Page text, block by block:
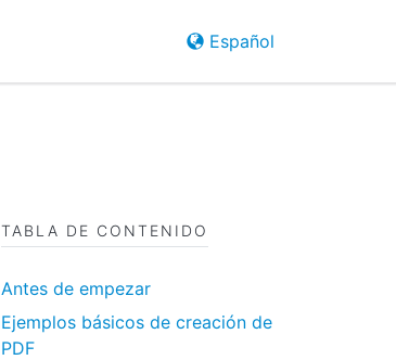
Español
TABLA DE CONTENIDO
Antes de empezar
Ejemplos básicos de creación de
PDF